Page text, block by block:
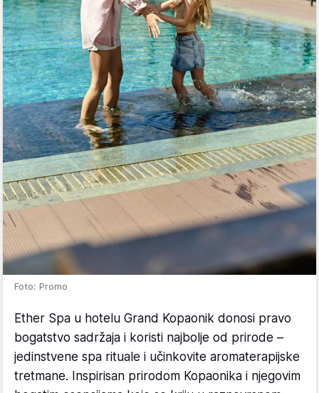
Foto: Promo
Ether Spa u hotelu Grand Kopaonik donosi pravo
bogatstvo sadržaja i koristi najbolje od prirode –
jedinstvene spa rituale i učinkovite aromaterapijske
tretmane. Inspirisan prirodom Kopaonika i njegovim